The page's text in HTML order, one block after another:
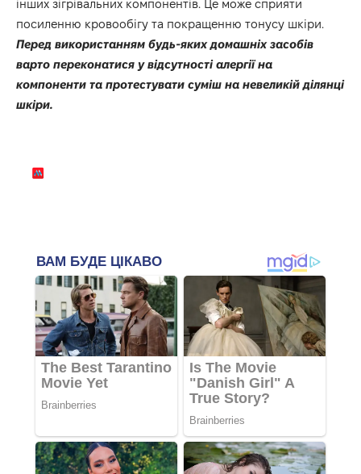
інших зігрівальних компонентів. Це може сприяти
посиленню кровообігу та покращенню тонусу шкіри.
Перед використанням будь-яких домашніх засобів
варто переконатися у відсутності алергії на
компоненти та протестувати суміш на невеликій ділянці
шкіри.